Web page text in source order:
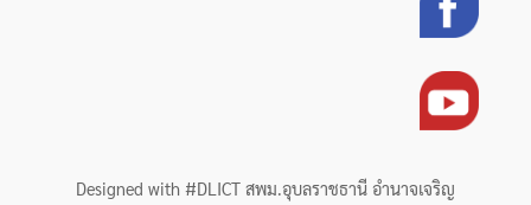
Designed with #DLICT สพม.อุบลราชธานี อำนาจเจริญ